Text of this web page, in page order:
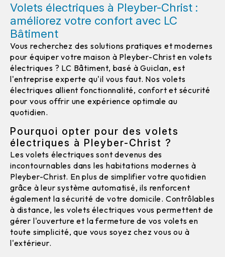
Volets électriques à Pleyber-Christ :
améliorez votre confort avec LC
Bâtiment
Vous recherchez des solutions pratiques et modernes
pour équiper votre maison à Pleyber-Christ en volets
électriques ? LC Bâtiment, basé à Guiclan, est
l'entreprise experte qu'il vous faut. Nos volets
électriques allient fonctionnalité, confort et sécurité
pour vous offrir une expérience optimale au
quotidien.
Pourquoi opter pour des volets
électriques à Pleyber-Christ ?
Les volets électriques sont devenus des
incontournables dans les habitations modernes à
Pleyber-Christ. En plus de simplifier votre quotidien
grâce à leur système automatisé, ils renforcent
également la sécurité de votre domicile. Contrôlables
à distance, les volets électriques vous permettent de
gérer l'ouverture et la fermeture de vos volets en
toute simplicité, que vous soyez chez vous ou à
l'extérieur.